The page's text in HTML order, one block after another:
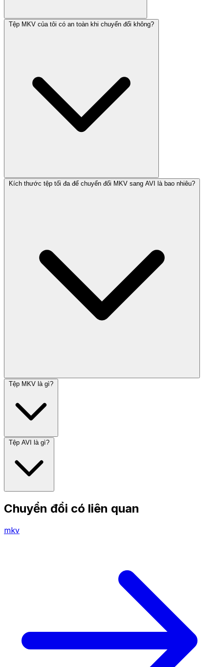
Tệp MKV của tôi có an toàn khi chuyển đổi không?
Kích thước tệp tối đa để chuyển đổi MKV sang AVI là bao nhiêu?
Tệp MKV là gì?
Tệp AVI là gì?
Chuyển đổi có liên quan
mkv